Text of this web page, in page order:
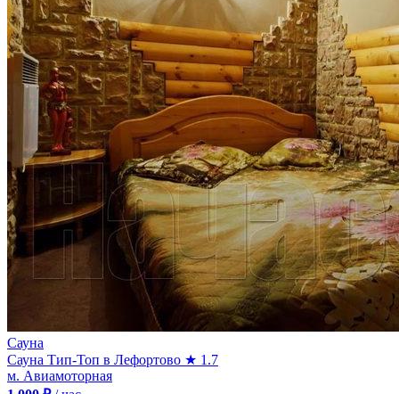
Сауна
Сауна Тип-Топ в Лефортово ★ 1.7
м. Авиамоторная